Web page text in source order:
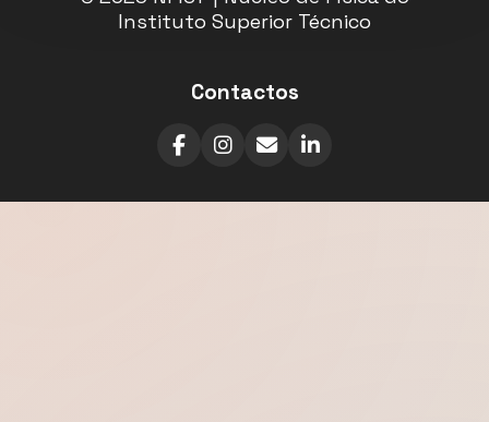
Instituto Superior Técnico
Contactos